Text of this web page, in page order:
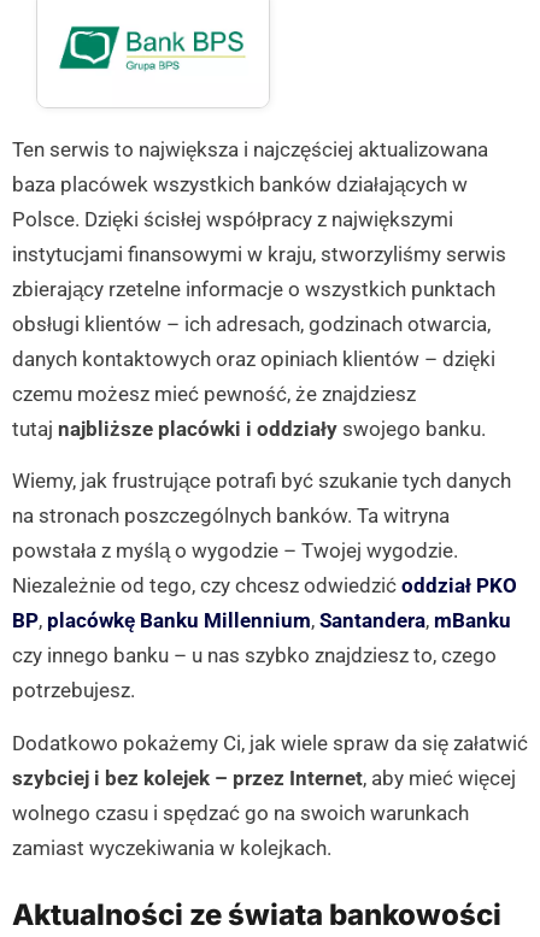
Ten serwis to największa i najczęściej aktualizowana
baza placówek wszystkich banków działających w
Polsce. Dzięki ścisłej współpracy z największymi
instytucjami finansowymi w kraju, stworzyliśmy serwis
zbierający rzetelne informacje o wszystkich punktach
obsługi klientów – ich adresach, godzinach otwarcia,
danych kontaktowych oraz opiniach klientów – dzięki
czemu możesz mieć pewność, że znajdziesz
tutaj najbliższe placówki i oddziały swojego banku.
Wiemy, jak frustrujące potrafi być szukanie tych danych
na stronach poszczególnych banków. Ta witryna
powstała z myślą o wygodzie – Twojej wygodzie.
Niezależnie od tego, czy chcesz odwiedzić oddział PKO
BP, placówkę Banku Millennium, Santandera, mBanku
czy innego banku – u nas szybko znajdziesz to, czego
potrzebujesz.
Dodatkowo pokażemy Ci, jak wiele spraw da się załatwić
szybciej i bez kolejek – przez Internet, aby mieć więcej
wolnego czasu i spędzać go na swoich warunkach
zamiast wyczekiwania w kolejkach.
Aktualności ze świata bankowości